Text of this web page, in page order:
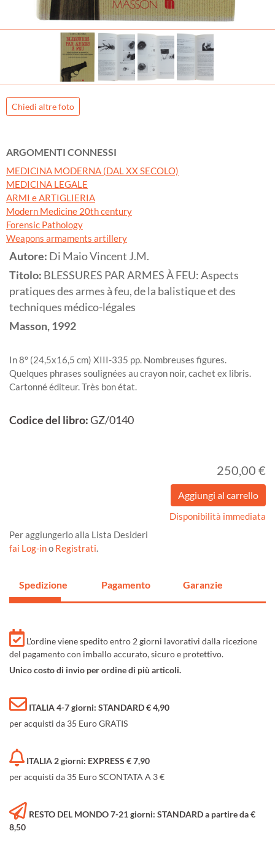
Chiedi altre foto
ARGOMENTI CONNESSI
MEDICINA MODERNA (DAL XX SECOLO)
MEDICINA LEGALE
ARMI e ARTIGLIERIA
Modern Medicine 20th century
Forensic Pathology
Weapons armaments artillery
Autore: Di Maio Vincent J.M.
Titolo: BLESSURES PAR ARMES À FEU: Aspects
pratiques des armes à feu, de la balistique et des
techniques médico-légales
Masson,1992
In 8° (24,5x16,5 cm) XIII-335 pp. Nombreuses figures.
Quelques phrases soulignées au crayon noir, cachet ex libris.
Cartonné éditeur. Très bon état.
Codice del libro:GZ/0140
250,00 €
Disponibilità immediata
Per aggiungerlo alla Lista Desideri
fai Log-ino Registrati.
Spedizione Pagamento Garanzie
L'ordine viene spedito entro 2 giorni lavorativi dalla ricezione
del pagamento con imballo accurato, sicuro e protettivo.
Unico costo di invio per ordine di più articoli.
ITALIA 4-7 giorni: STANDARD € 4,90
per acquisti da 35 Euro GRATIS
ITALIA 2 giorni: EXPRESS € 7,90
per acquisti da 35 Euro SCONTATA A 3 €
RESTO DEL MONDO 7-21 giorni: STANDARD a partire da €
8,50